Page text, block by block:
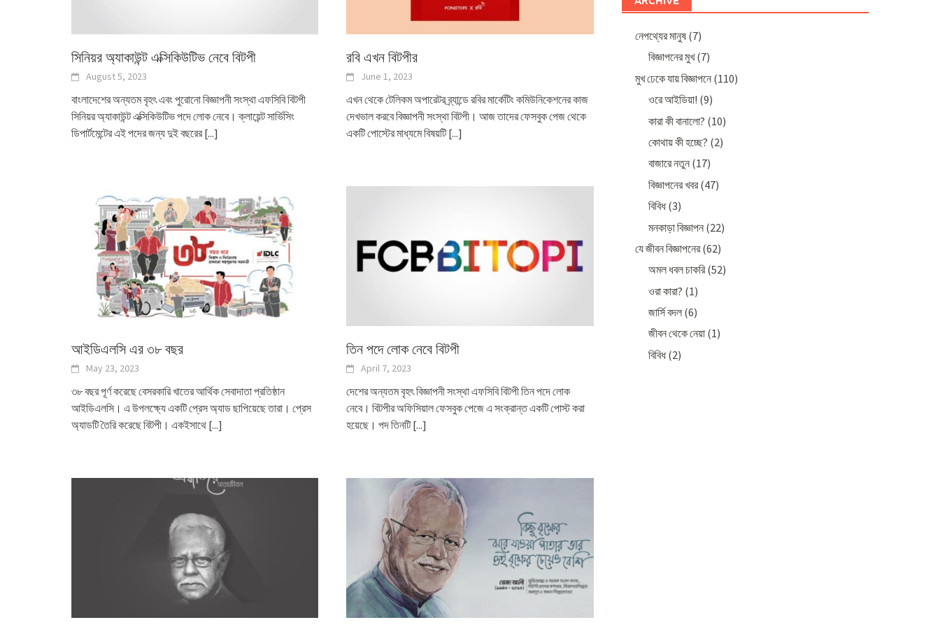
সিনিয়র অ্যাকাউন্ট এক্সিকিউটিভ নেবে বিটপী
August 5, 2023
বাংলাদেশের অন্যতম বৃহৎ এবং পুরোনো বিজ্ঞাপনী সংস্থা এফসিবি বিটপী
সিনিয়র অ্যাকাউন্ট এক্সিকিউটিভ পদে লোক নেবে। ক্লায়েন্ট সার্ভিসিং
ডিপার্টমেন্টের এই পদের জন্য দুই বছরের[...]
রবি এখন বিটপীর
June 1, 2023
এখন থেকে টেলিকম অপারেটর ব্র্যান্ডে রবির মার্কেটিং কমিউনিকেশনের কাজ
দেখভাল করবে বিজ্ঞাপনী সংস্থা বিটপী। আজ তাদের ফেসবুক পেজ থেকে
একটি পোস্টের মাধ্যমে বিষয়টি[...]
আইডিএলসি এর ৩৮ বছর
May 23, 2023
৩৮ বছর পূর্ণ করেছে বেসরকারি খাতের আর্থিক সেবাদাতা প্রতিষ্ঠান
আইডিএলসি। এ উপলক্ষ্যে একটি প্রেস অ্যাড ছাপিয়েছে তারা। প্রেস
অ্যাডটি তৈরি করেছে বিটপী। একইসাথে [...]
তিন পদে লোক নেবে বিটপী
April 7, 2023
দেশের অন্যতম বৃহৎ বিজ্ঞাপনী সংস্থা এফসিবি বিটপী তিন পদে লোক
নেবে। বিটপীর অফিসিয়াল ফেসবুক পেজে এ সংক্রান্ত একটি পোস্ট করা
হয়েছে। পদ তিনটি[...]
নেপথ্যের মানুষ(7)
বিজ্ঞাপনের মুখ(7)
মুখ ঢেকে যায় বিজ্ঞাপনে(110)
ওরে আইডিয়া! (9)
কারা কী বানালো? (10)
কোথায় কী হচ্ছে? (2)
বাজারে নতুন (17)
বিজ্ঞাপনের খবর(47)
বিবিধ(3)
মনকাড়া বিজ্ঞাপন (22)
যে জীবন বিজ্ঞাপনের(62)
অমল ধবল চাকরি(52)
ওরা কারা? (1)
জার্সি বদল (6)
জীবন থেকে নেয়া (1)
বিবিধ(2)